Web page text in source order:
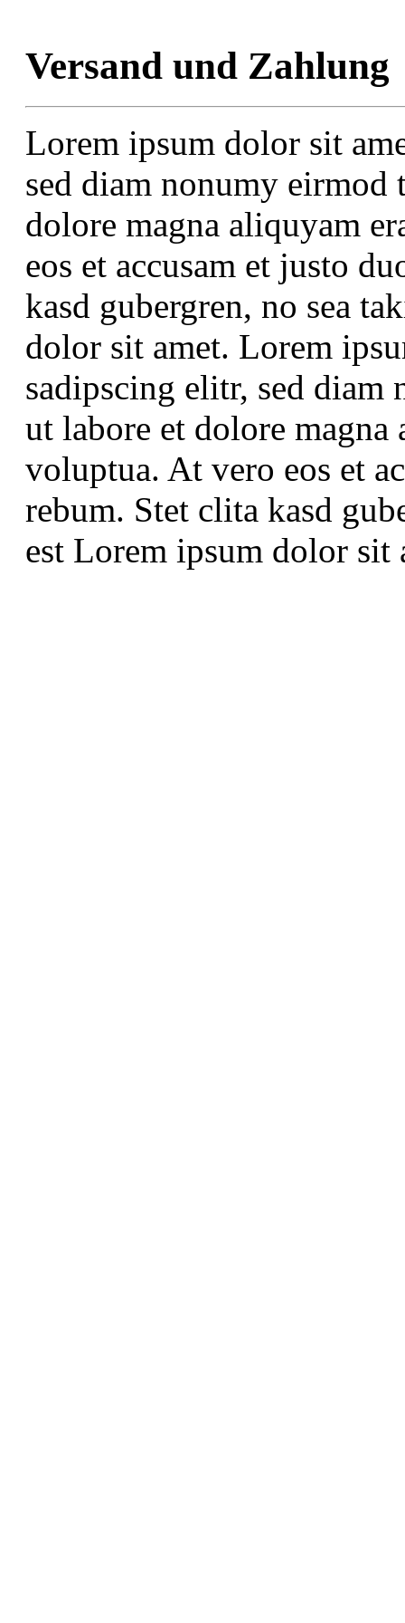
Versand und Zahlung
Lorem ipsum dolor sit
sed diam nonumy
dolore magna aliquyam
eos et accusam et justo
kasd gubergren, no sea
dolor sit amet. Lorem
sadipscing elitr, sed
ut labore et dolore magna
voluptua. At vero eos et
rebum. Stet clita kasd
est Lorem ipsum dolor sit